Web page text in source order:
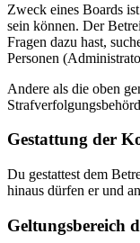
Zweck eines Boards
sein können. Der
Fragen dazu hast,
Personen
Andere als die oben
Gestattung der
Du gestattest dem
hinaus dürfen er und
Geltungsbereich